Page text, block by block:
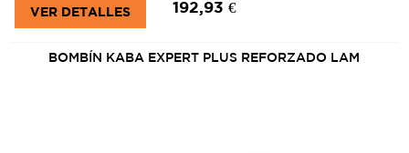
192,93 €
VER DETALLES
BOMBÍN KABA EXPERT PLUS REFORZADO LAM